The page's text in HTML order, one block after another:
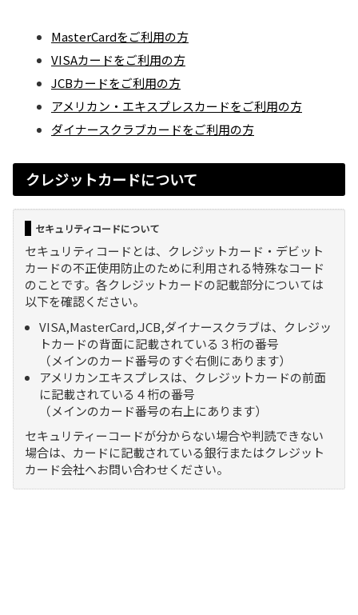
MasterCardをご利用の方
VISAカードをご利用の方
JCBカードをご利用の方
アメリカン・エキスプレスカードをご利用の方
ダイナースクラブカードをご利用の方
クレジットカードについて
セキュリティコードについて
セキュリティコードとは、クレジットカード・デビット
カードの不正使用防止のために利用される特殊なコード
のことです。各クレジットカードの記載部分については
以下を確認ください。
VISA,MasterCard,JCB,ダイナースクラブは、クレジッ
トカードの背面に記載されている３桁の番号
（メインのカード番号のすぐ右側にあります）
アメリカンエキスプレスは、クレジットカードの前面
に記載されている４桁の番号
（メインのカード番号の右上にあります）
セキュリティーコードが分からない場合や判読できない
場合は、カードに記載されている銀行またはクレジット
カード会社へお問い合わせください。